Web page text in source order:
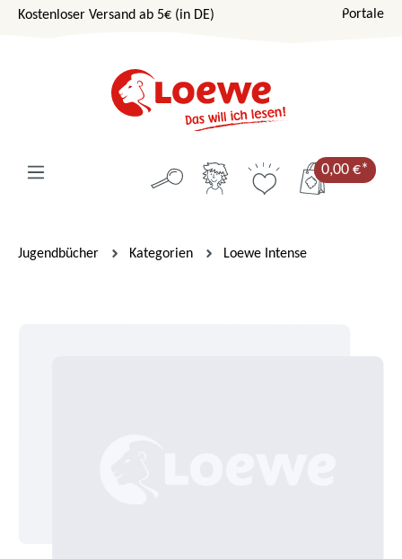
Zum Hauptinhalt springen
Kostenloser Versand ab 5€ (in DE) Portale
0,00 €*
Jugendbücher Kategorien Loewe Intense